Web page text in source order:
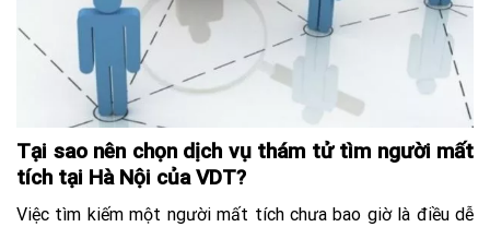
Tại sao nên chọn dịch vụ thám tử tìm người mất
tích tại Hà Nội của VDT?
Việc tìm kiếm một người mất tích chưa bao giờ là điều dễ